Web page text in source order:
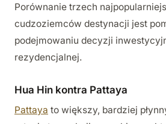
Porównanie trzech
cudzoziemców destynacji jest
podejmowaniu decyzji
rezydencjalnej.
Hua Hin kontra Pattaya
Pattaya to większy, bardziej